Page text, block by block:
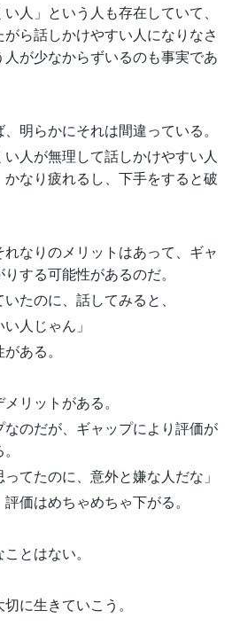
人」という人も存在していて、
ら話しかけやすい人になりなさ
が少なからずいるのも事実であ
明らかにそれは間違っている。
人が無理して話しかけやすい人
なり疲れるし、下手をすると破
なりのメリットはあって、ギャ
する可能性があるのだ。
たのに、話してみると、
人じゃん」
ある。
リットがある。
のだが、ギャップにより評価が
てたのに、意外と嫌な人だな」
価はめちゃめちゃ下がる。
とはない。
に生きていこう。